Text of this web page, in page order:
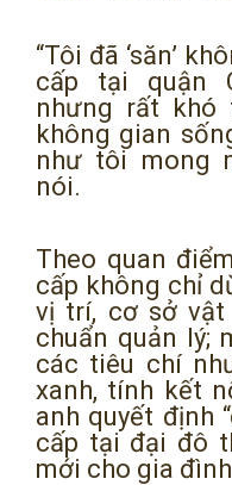
“Tôi đã ‘săn’
cấp tại quận
nhưng rất
không gian
như tôi mong
nói.
Theo quan
cấp không chỉ
vị trí, cơ sở vật
chuẩn quản lý;
các tiêu chí
xanh, tính kết
anh quyết định
cấp tại đại đô
mới cho gia